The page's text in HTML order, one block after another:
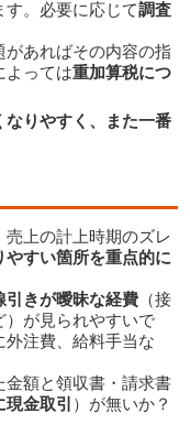
す。必要に応じて調査
があればその内容の指
よっては重加算税につ
なりやすく、また一番
売上の計上時期のズレ
やすい箇所を重点的に
引きが曖昧な経費 （接
）が見られやすいで
外注費、給料手当な
金額と領収書・請求書
現金取引 ）が無いか？